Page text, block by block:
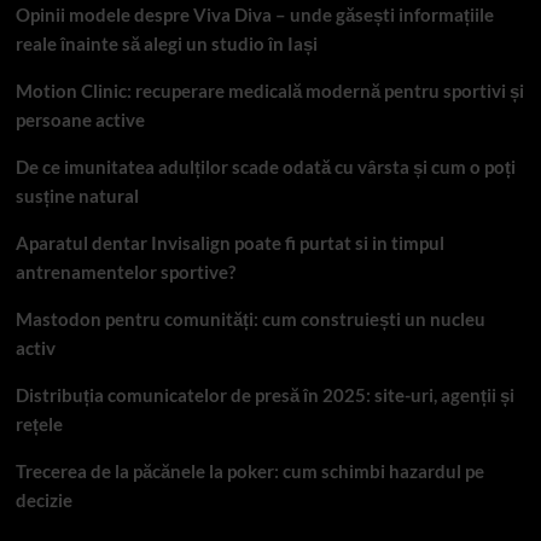
Opinii modele despre Viva Diva – unde găsești informațiile
reale înainte să alegi un studio în Iași
Motion Clinic: recuperare medicală modernă pentru sportivi și
persoane active
De ce imunitatea adulților scade odată cu vârsta și cum o poți
susține natural
Aparatul dentar Invisalign poate fi purtat si in timpul
antrenamentelor sportive?
Mastodon pentru comunități: cum construiești un nucleu
activ
Distribuția comunicatelor de presă în 2025: site-uri, agenții și
rețele
Trecerea de la păcănele la poker: cum schimbi hazardul pe
decizie